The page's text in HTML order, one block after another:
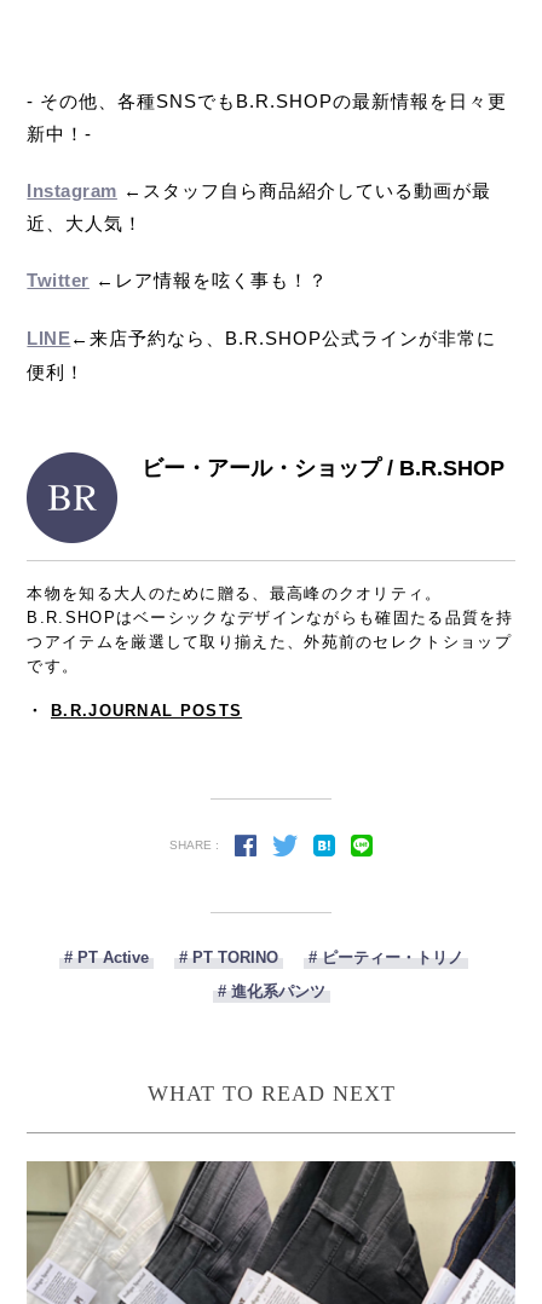
- その他、各種SNSでもB.R.SHOPの最新情報を日々更
新中！-
Instagram ←スタッフ自ら商品紹介している動画が最
近、大人気！
Twitter ←レア情報を呟く事も！？
LINE←来店予約なら、B.R.SHOP公式ラインが非常に
便利！
ビー・アール・ショップ / B.R.SHOP
本物を知る大人のために贈る、最高峰のクオリティ。
B.R.SHOPはベーシックなデザインながらも確固たる品質を持
つアイテムを厳選して取り揃えた、外苑前のセレクトショップ
です。
・ B.R.JOURNAL POSTS
SHARE :
# PT Active # PT TORINO
# ピーティー・トリノ
# 進化系パンツ
WHAT TO READ NEXT